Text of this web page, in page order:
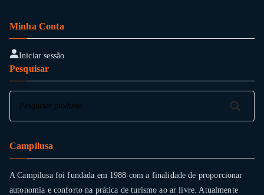
Minha Conta
Iniciar sessão
Pesquisar
Pesquisar
Campilusa
A Campilusa foi fundada em 1988 com a finalidade de proporcionar
autonomia e conforto na prática de turismo ao ar livre. Atualmente